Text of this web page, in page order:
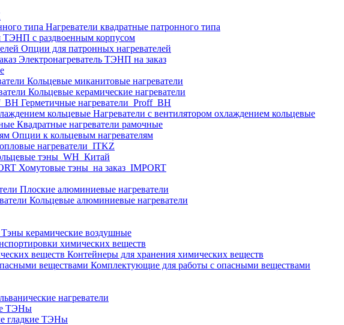
Нагреватели квадратные патронного типа
ТЭНП с раздвоенным корпусом
Опции для патронных нагревателей
Электронагреватель ТЭНП на заказ
Кольцевые миканитовые нагреватели
Кольцевые керамические нагреватели
Герметичные нагреватели_Proff_BH
Нагреватели с вентилятором охлаждением кольцевые
Квадратные нагреватели рамочные
Опции к кольцевым нагревателям
нагреватели_ITKZ
тэны_WH_Китай
Хомутовые тэны_на заказ_IMPORT
Плоские алюминиевые нагреватели
Кольцевые алюминиевые нагреватели
Тэны керамические воздушные
химических веществ
Контейнеры для хранения химических веществ
Комплектующие для работы с опасными веществами
нагреватели
ТЭНы
гладкие ТЭНы